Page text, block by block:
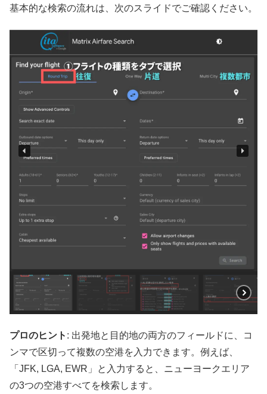
基本的な検索の流れは、次のスライドでご確認ください。
プロのヒント : 出発地と目的地の両方のフィールドに、コ
ンマで区切って複数の空港を入力できます。例えば、
「JFK, LGA, EWR」と入力すると、ニューヨークエリア
の3つの空港すべてを検索します。